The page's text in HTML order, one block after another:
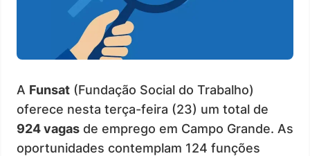
A Funsat (Fundação Social do Trabalho)
oferece nesta terça-feira (23) um total de
924 vagas de emprego em Campo Grande. As
oportunidades contemplam 124 funções